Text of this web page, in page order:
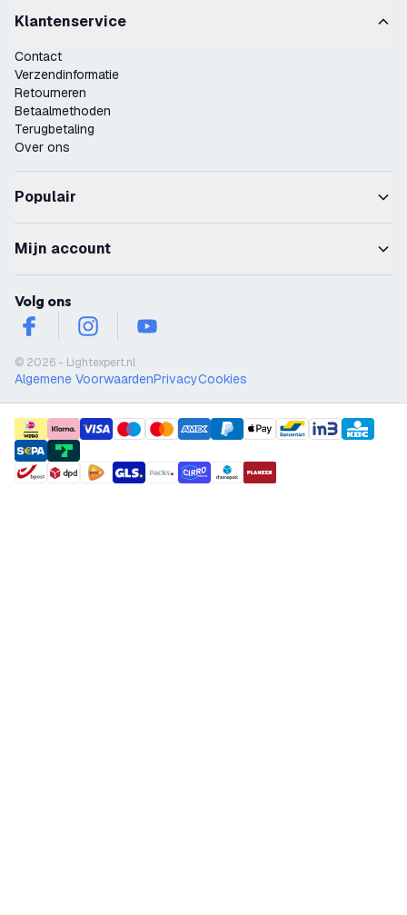
Klantenservice
Contact
Verzendinformatie
Retourneren
Betaalmethoden
Terugbetaling
Over ons
Populair
Mijn account
Volg ons
facebookinstagramyoutube
© 2026 - Lightexpert.nl
Algemene VoorwaardenPrivacyCookies
payment methods
shipment methods